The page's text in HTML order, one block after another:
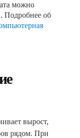
можно
. Подробнее об
вырост,
рядом. При